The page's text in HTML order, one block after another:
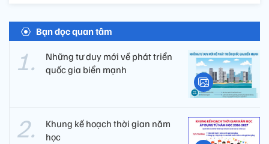
Bạn đọc quan tâm
Những tư duy mới về phát triển
quốc gia biển mạnh
Khung kế hoạch thời gian năm
học